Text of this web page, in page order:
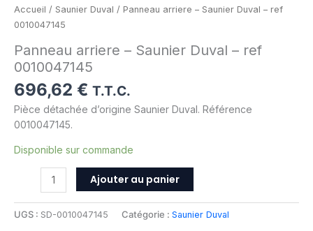
Accueil / Saunier Duval / Panneau arriere – Saunier Duval – ref
0010047145
Panneau arriere – Saunier Duval – ref
0010047145
696,62 € T.T.C.
Pièce détachée d’origine Saunier Duval. Référence
0010047145.
Disponible sur commande
Ajouter au panier
UGS : SD-0010047145 Catégorie : Saunier Duval